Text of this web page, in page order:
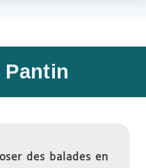
des balades en